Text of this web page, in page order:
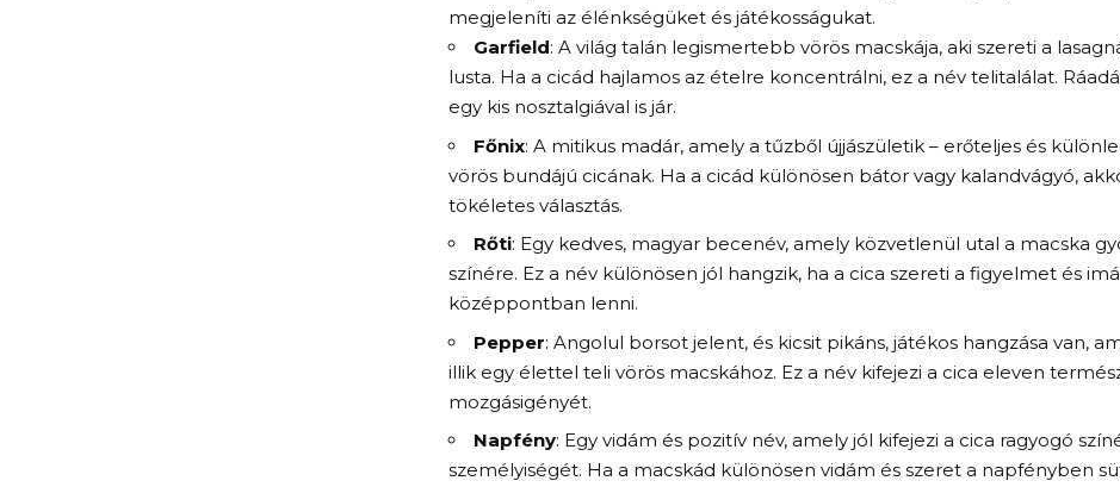
megjeleníti az élénkségüket és játékosságukat.
Garfield: A világ talán legismertebb vörös macskája, aki szereti a
lusta. Ha a cicád hajlamos az ételre koncentrálni, ez a név telitalálat.
egy kis nosztalgiával is jár.
Főnix: A mitikus madár, amely a tűzből újjászületik – erőteljes és
vörös bundájú cicának. Ha a cicád különösen bátor vagy kalandvágyó,
tökéletes választás.
Rőti: Egy kedves, magyar becenév, amely közvetlenül utal a macska
színére. Ez a név különösen jól hangzik, ha a cica szereti a figyelmet és
középpontban lenni.
Pepper: Angolul borsot jelent, és kicsit pikáns, játékos hangzása van,
illik egy élettel teli vörös macskához. Ez a név kifejezi a cica eleven
mozgásigényét.
Napfény: Egy vidám és pozitív név, amely jól kifejezi a cica ragyogó
személyiségét. Ha a macskád különösen vidám és szeret a napfényben